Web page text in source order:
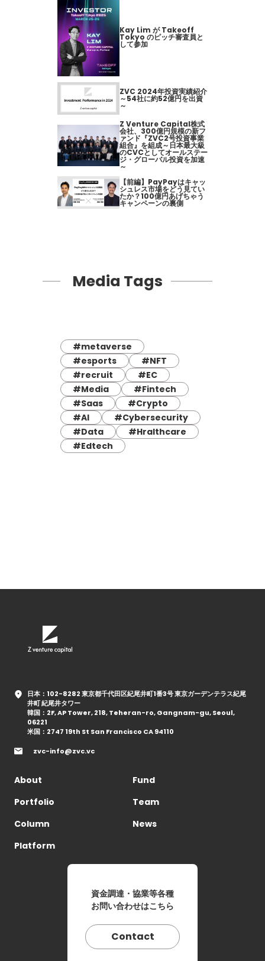
Kay Lim が Takeoff
Tokyo のピッチ審査員と
して参加
ZVC 2024年投資実績紹介
～54社に約52億円を出資
～
Z Venture Capital株式
会社、300億円規模の新フ
ァンド『ZVC2号投資事業
組合』を組成～日本最大級
のCVCとしてオールステー
ジ・グローバル投資を加速
～
【前編】PayPayはキャッ
シュレス市場をどう見てい
たか？100億円あげちゃう
キャンペーンの裏側
Media Tags
#metaverse
#esports
#NFT
#recruit
#EC
#Media
#Fintech
#Saas
#Crypto
#AI
#Cybersecurity
#Data
#Hralthcare
#Edtech
日本：102-8282 東京都千代田区紀尾井町1番3号 東京ガーデンテラス紀尾
井町 紀尾井タワー
韓国：2F, AP Tower, 218, Teheran-ro, Gangnam-gu, Seoul,
06221
米国：2747 19th St San Francisco CA 94110
zvc-info@zvc.vc
About
Fund
Portfolio
Team
Column
News
Platform
資金調達・協業等各種
お問い合わせはこちら
Contact